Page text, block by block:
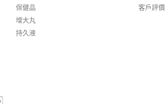
保健品
增大丸
持久液
客戶評價